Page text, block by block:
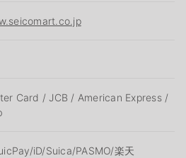
Card / JCB / American Express /
iD/Suica/PASMO/楽天